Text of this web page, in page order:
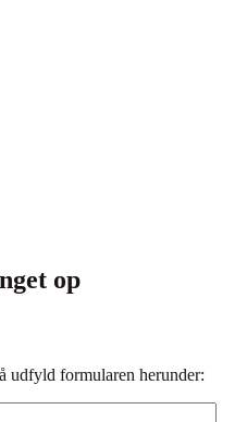
op
udfyld formularen herunder: